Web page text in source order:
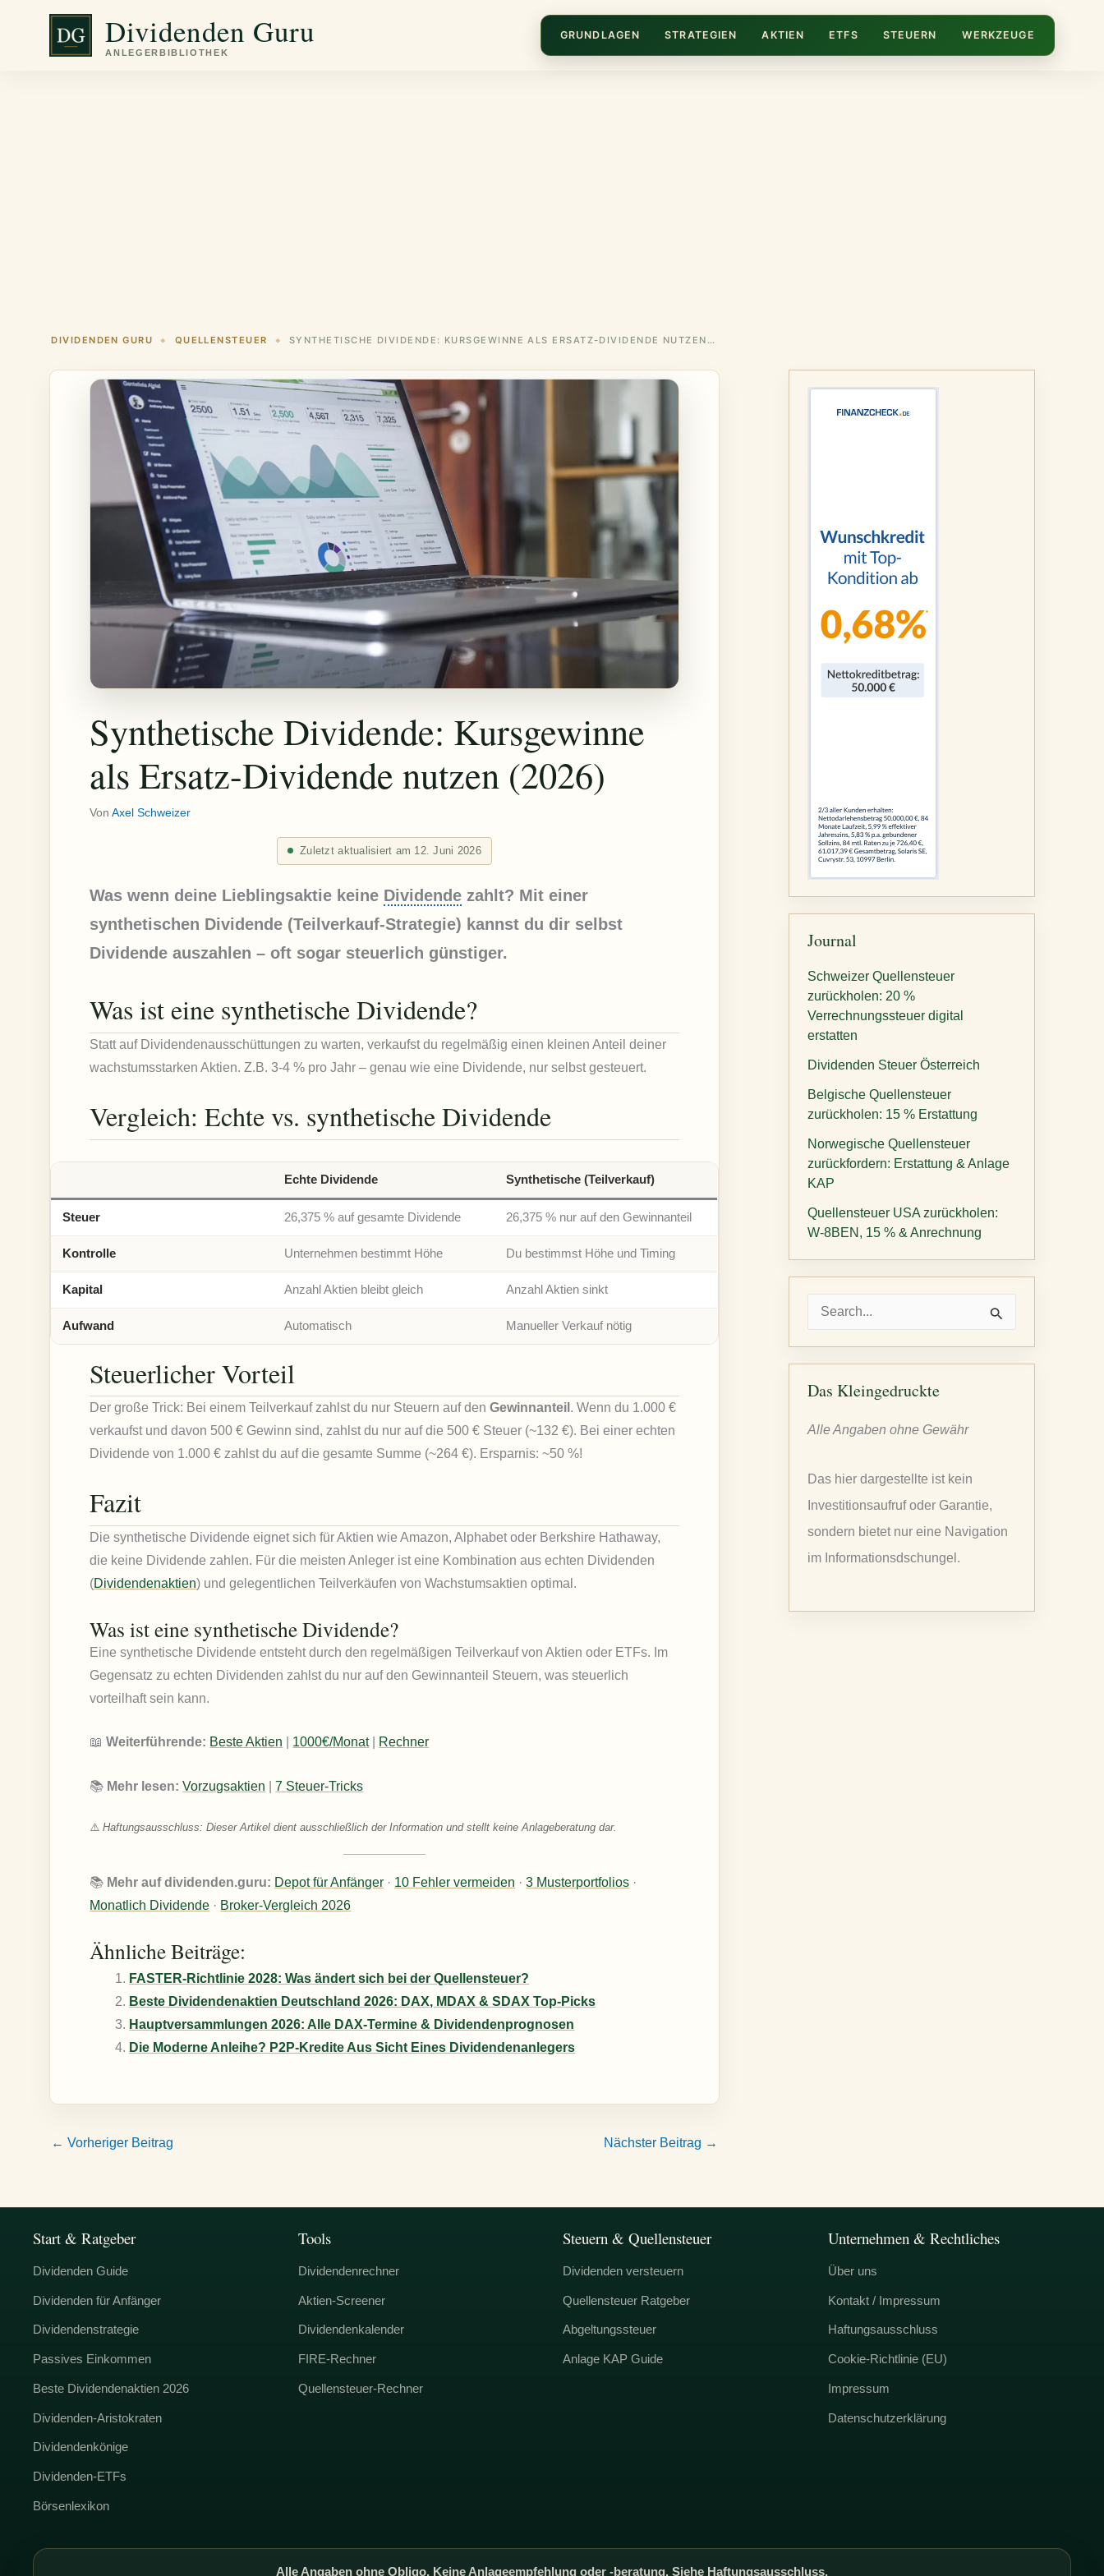
springen
Dividenden Guru GRUNDLAGEN STRATEGIEN AKTIEN ETFS STEUERN WERKZEUGE
DIVIDENDEN GURU ◆ QUELLENSTEUER ◆ SYNTHETISCHE DIVIDENDE: KURSGEWINNE ALS ERSATZ-DIVIDENDE NUTZEN (2026)
Synthetische Dividende: Kursgewinne
als Ersatz-Dividende nutzen (2026)
VonAxel Schweizer
Zuletzt aktualisiert am 12. Juni 2026
Was wenn deine Lieblingsaktie keine Dividende zahlt? Mit einer
synthetischen Dividende (Teilverkauf-Strategie) kannst du dir selbst
Dividende auszahlen – oft sogar steuerlich günstiger.
Was ist eine synthetische Dividende?
Statt auf Dividendenausschüttungen zu warten, verkaufst du regelmäßig einen kleinen Anteil deiner
wachstumsstarken Aktien. Z.B. 3-4 % pro Jahr – genau wie eine Dividende, nur selbst gesteuert.
Vergleich: Echte vs. synthetische Dividende
Echte Dividende Synthetische (Teilverkauf)
Steuer 26,375 % auf gesamte Dividende 26,375 % nur auf den Gewinnanteil
Kontrolle Unternehmen bestimmt Höhe Du bestimmst Höhe und Timing
Kapital Anzahl Aktien bleibt gleich Anzahl Aktien sinkt
Aufwand Automatisch Manueller Verkauf nötig
Steuerlicher Vorteil
Der große Trick: Bei einem Teilverkauf zahlst du nur Steuern auf denGewinnanteil . Wenn du 1.000 €
verkaufst und davon 500 € Gewinn sind, zahlst du nur auf die 500 € Steuer (~132 €). Bei einer echten
Dividende von 1.000 € zahlst du auf die gesamte Summe (~264 €). Ersparnis: ~50 %!
Fazit
Die synthetische Dividende eignet sich für Aktien wie Amazon, Alphabet oder Berkshire Hathaway,
die keine Dividende zahlen. Für die meisten Anleger ist eine Kombination aus echten Dividenden
(Dividendenaktien) und gelegentlichen Teilverkäufen von Wachstumsaktien optimal.
Was ist eine synthetische Dividende?
Eine synthetische Dividende entsteht durch den regelmäßigen Teilverkauf von Aktien oder ETFs. Im
Gegensatz zu echten Dividenden zahlst du nur auf den Gewinnanteil Steuern, was steuerlich
vorteilhaft sein kann.
📖Weiterführende: Beste Aktien 1000€/Monat| Rechner
📚 Mehr lesen: Vorzugsaktien |7 Steuer-Tricks
⚠️Haftungsausschluss: Dieser Artikel dient ausschließlich der Information und stellt keine Anlageberatung dar.
📚 Mehr auf dividenden.guru: Depot für Anfänger · 10 Fehler vermeiden ·3 Musterportfolios ·
Monatlich Dividende · Broker-Vergleich 2026
Ähnliche Beiträge:
FASTER-Richtlinie 2028: Was ändert sich bei der Quellensteuer?
Beste Dividendenaktien Deutschland 2026: DAX, MDAX & SDAX Top-Picks
Hauptversammlungen 2026: Alle DAX-Termine & Dividendenprognosen
Die Moderne Anleihe? P2P-Kredite Aus Sicht Eines Dividendenanlegers
← Vorheriger Beitrag Nächster Beitrag →
Journal
Schweizer Quellensteuer
zurückholen: 20 %
Verrechnungssteuer digital
erstatten
Dividenden Steuer Österreich
Belgische Quellensteuer
zurückholen: 15 % Erstattung
Norwegische Quellensteuer
zurückfordern: Erstattung & Anlage
KAP
Quellensteuer USA zurückholen:
W-8BEN, 15 % & Anrechnung
h
n
Das Kleingedruckte
Alle Angaben ohne Gewähr
Das hier dargestellte ist kein
Investitionsaufruf oder Garantie,
sondern bietet nur eine Navigation
im Informationsdschungel.
Start & Ratgeber
Dividenden Guide
Dividenden für Anfänger
Dividendenstrategie
Passives Einkommen
Beste Dividendenaktien 2026
Dividenden-Aristokraten
Dividendenkönige
Dividenden-ETFs
Börsenlexikon
Tools
Dividendenrechner
Aktien-Screener
Dividendenkalender
FIRE-Rechner
Quellensteuer-Rechner
Steuern & Quellensteuer
Dividenden versteuern
Quellensteuer Ratgeber
Abgeltungssteuer
Anlage KAP Guide
Unternehmen & Rechtliches
Über uns
Kontakt / Impressum
Haftungsausschluss
Cookie-Richtlinie (EU)
Impressum
Datenschutzerklärung
Alle Angaben ohne Obligo. Keine Anlageempfehlung oder -beratung. Siehe Haftungsausschluss.